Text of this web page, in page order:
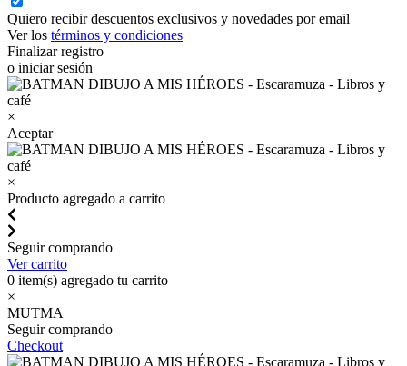
Quiero recibir descuentos exclusivos y novedades por email
Ver los términos y condiciones
Finalizar registro
o iniciar sesión
×
Aceptar
×
Producto agregado a carrito
Seguir comprando
Ver carrito
0 item(s) agregado tu carrito
×
MUTMA
Seguir comprando
Checkout